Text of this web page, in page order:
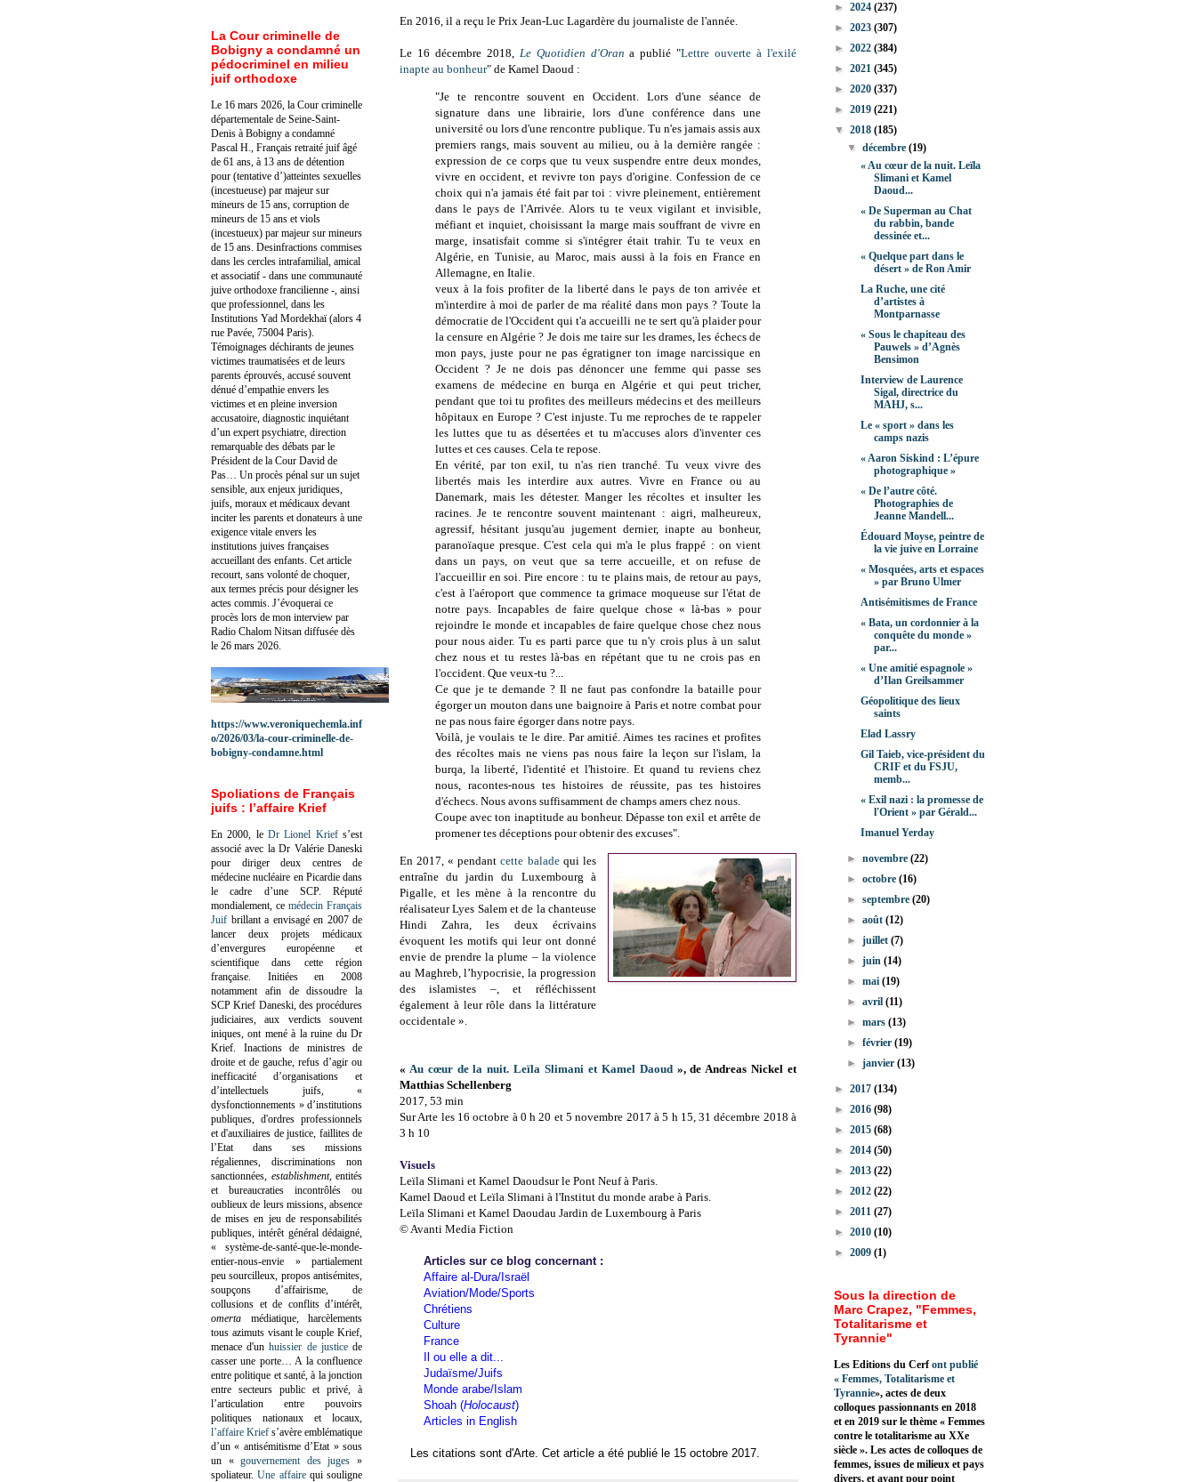
En 2016, il a reçu le Prix Jean-Luc Lagardère du journaliste de l'année.
Le 16 décembre 2018, Le Quotidien d'Oran a publié "Lettre ouverte à l'exilé
inapte au bonheur" de Kamel Daoud :
"Je te rencontre souvent en Occident. Lors d'une séance de
signature dans une librairie, lors d'une conférence dans une
université ou lors d'une rencontre publique. Tu n'es jamais assis aux
premiers rangs, mais souvent au milieu, ou à la dernière rangée :
expression de ce corps que tu veux suspendre entre deux mondes,
vivre en occident, et revivre ton pays d'origine. Confession de ce
choix qui n'a jamais été fait par toi : vivre pleinement, entièrement
dans le pays de l'Arrivée. Alors tu te veux vigilant et invisible,
méfiant et inquiet, choisissant la marge mais souffrant de vivre en
marge, insatisfait comme si s'intégrer était trahir. Tu te veux en
Algérie, en Tunisie, au Maroc, mais aussi à la fois en France en
Allemagne, en Italie.
veux à la fois profiter de la liberté dans le pays de ton arrivée et
m'interdire à moi de parler de ma réalité dans mon pays ? Toute la
démocratie de l'Occident qui t'a accueilli ne te sert qu'à plaider pour
la censure en Algérie ? Je dois me taire sur les drames, les échecs de
mon pays, juste pour ne pas égratigner ton image narcissique en
Occident ? Je ne dois pas dénoncer une femme qui passe ses
examens de médecine en burqa en Algérie et qui peut tricher,
pendant que toi tu profites des meilleurs médecins et des meilleurs
hôpitaux en Europe ? C'est injuste. Tu me reproches de te rappeler
les luttes que tu as désertées et tu m'accuses alors d'inventer ces
luttes et ces causes. Cela te repose.
En vérité, par ton exil, tu n'as rien tranché. Tu veux vivre des
libertés mais les interdire aux autres. Vivre en France ou au
Danemark, mais les détester. Manger les récoltes et insulter les
racines. Je te rencontre souvent maintenant : aigri, malheureux,
agressif, hésitant jusqu'au jugement dernier, inapte au bonheur,
paranoïaque presque. C'est cela qui m'a le plus frappé : on vient
dans un pays, on veut que sa terre accueille, et on refuse de
l'accueillir en soi. Pire encore : tu te plains mais, de retour au pays,
c'est à l'aéroport que commence ta grimace moqueuse sur l'état de
notre pays. Incapables de faire quelque chose « là-bas » pour
rejoindre le monde et incapables de faire quelque chose chez nous
pour nous aider. Tu es parti parce que tu n'y crois plus à un salut
chez nous et tu restes là-bas en répétant que tu ne crois pas en
l'occident. Que veux-tu ?...
Ce que je te demande ? Il ne faut pas confondre la bataille pour
égorger un mouton dans une baignoire à Paris et notre combat pour
ne pas nous faire égorger dans notre pays.
Voilà, je voulais te le dire. Par amitié. Aimes tes racines et profites
des récoltes mais ne viens pas nous faire la leçon sur l'islam, la
burqa, la liberté, l'identité et l'histoire. Et quand tu reviens chez
nous, racontes-nous tes histoires de réussite, pas tes histoires
d'échecs. Nous avons suffisamment de champs amers chez nous.
Coupe avec ton inaptitude au bonheur. Dépasse ton exil et arrête de
promener tes déceptions pour obtenir des excuses".
En 2017, « pendantcette baladequi les
entraîne du jardin du Luxembourg à
Pigalle, et les mène à la rencontre du
réalisateur Lyes Salem et de la chanteuse
Hindi Zahra, les deux écrivains
évoquent les motifs qui leur ont donné
envie de prendre la plume – la violence
au Maghreb, l’hypocrisie, la progression
des islamistes –, et réfléchissent
également à leur rôle dans la littérature
occidentale ».
« Au cœur de la nuit. Leïla Slimani et Kamel Daoud», de Andreas Nickel et
Matthias Schellenberg
2017, 53 min
Sur Arte les 16 octobre à 0 h 20 et 5 novembre 2017 à 5 h 15, 31 décembre 2018 à
3 h 10
Visuels
Leïla Slimani et Kamel Daoudsur le Pont Neuf à Paris.
Kamel Daoud et Leïla Slimani à l'Institut du monde arabe à Paris.
Leïla Slimani et Kamel Daoudau Jardin de Luxembourg à Paris
© Avanti Media Fiction
Articles sur ce blog concernant :
Affaire al-Dura/Israël
Aviation/Mode/Sports
Chrétiens
Culture
France
Il ou elle a dit...
Judaïsme/Juifs
Monde arabe/Islam
Shoah (Holocaust)
Articles in English
Les citations sont d'Arte. Cet article a été publié le 15 octobre 2017.
La Cour criminelle de
Bobigny a condamné un
pédocriminel en milieu
juif orthodoxe
Le 16 mars 2026, la Cour criminelle
départementale de Seine-Saint-
Denis à Bobigny a condamné
Pascal H., Français retraité juif âgé
de 61 ans, à 13 ans de détention
pour (tentative d’)atteintes sexuelles
(incestueuse) par majeur sur
mineurs de 15 ans, corruption de
mineurs de 15 ans et viols
(incestueux) par majeur sur mineurs
de 15 ans. Desinfractions commises
dans les cercles intrafamilial, amical
et associatif - dans une communauté
juive orthodoxe francilienne -, ainsi
que professionnel, dans les
Institutions Yad Mordekhaï (alors 4
rue Pavée, 75004 Paris).
Témoignages déchirants de jeunes
victimes traumatisées et de leurs
parents éprouvés, accusé souvent
dénué d’empathie envers les
victimes et en pleine inversion
accusatoire, diagnostic inquiétant
d’un expert psychiatre, direction
remarquable des débats par le
Président de la Cour David de
Pas… Un procès pénal sur un sujet
sensible, aux enjeux juridiques,
juifs, moraux et médicaux devant
inciter les parents et donateurs à une
exigence vitale envers les
institutions juives françaises
accueillant des enfants. Cet article
recourt, sans volonté de choquer,
aux termes précis pour désigner les
actes commis. J’évoquerai ce
procès lors de mon interview par
Radio Chalom Nitsan diffusée dès
le 26 mars 2026.
https://www.veroniquechemla.inf
o/2026/03/la-cour-criminelle-de-
bobigny-condamne.html
Spoliations de Français
juifs : l’affaire Krief
En 2000, le Dr Lionel Kriefs’est
associé avec la Dr Valérie Daneski
pour diriger deux centres de
médecine nucléaire en Picardie dans
le cadre d’une SCP. Réputé
mondialement, ce médecin Français
Juif brillant a envisagé en 2007 de
lancer deux projets médicaux
d’envergures européenne et
scientifique dans cette région
française. Initiées en 2008
notamment afin de dissoudre la
SCP Krief Daneski, des procédures
judiciaires, aux verdicts souvent
iniques, ont mené à la ruine du Dr
Krief. Inactions de ministres de
droite et de gauche, refus d’agir ou
inefficacité d’organisations et
d’intellectuels juifs, «
dysfonctionnements » d’institutions
publiques, d'ordres professionnels
et d'auxiliaires de justice, faillites de
l’Etat dans ses missions
régaliennes, discriminations non
sanctionnées, establishment, entités
et bureaucraties incontrôlés ou
oublieux de leurs missions, absence
de mises en jeu de responsabilités
publiques, intérêt général dédaigné,
« système-de-santé-que-le-monde-
entier-nous-envie » partialement
peu sourcilleux, propos antisémites,
soupçons d’affairisme, de
collusions et de conflits d’intérêt,
omerta médiatique, harcèlements
tous azimuts visant le couple Krief,
menace d'unhuissier de justicede
casser une porte… A la confluence
entre politique et santé, à la jonction
entre secteurs public et privé, à
l’articulation entre pouvoirs
politiques nationaux et locaux,
l’affaire Krief s’avère emblématique
d’un « antisémitisme d’Etat » sous
un «gouvernement des juges »
spoliateur.Une affairequi souligne
► 2024 (237)
► 2023 (307)
► 2022 (384)
► 2021 (345)
► 2020 (337)
► 2019 (221)
▼ 2018 (185)
▼décembre(19)
« Au cœur de la nuit. Leïla
Slimani et Kamel
Daoud...
« De Superman au Chat
du rabbin, bande
dessinée et...
« Quelque part dans le
désert » de Ron Amir
La Ruche, une cité
d’artistes à
Montparnasse
« Sous le chapiteau des
Pauwels » d’Agnès
Bensimon
Interview de Laurence
Sigal, directrice du
MAHJ, s...
Le « sport » dans les
camps nazis
« Aaron Siskind : L’épure
photographique »
« De l’autre côté.
Photographies de
Jeanne Mandell...
Édouard Moyse, peintre de
la vie juive en Lorraine
« Mosquées, arts et espaces
» par Bruno Ulmer
Antisémitismes de France
« Bata, un cordonnier à la
conquête du monde »
par...
« Une amitié espagnole »
d’Ilan Greilsammer
Géopolitique des lieux
saints
Elad Lassry
Gil Taieb, vice-président du
CRIF et du FSJU,
memb...
« Exil nazi : la promesse de
l'Orient » par Gérald...
Imanuel Yerday
►novembre(22)
►octobre(16)
►septembre(20)
►août(12)
►juillet(7)
►juin(14)
►mai(19)
►avril(11)
►mars(13)
►février(19)
►janvier(13)
► 2017 (134)
► 2016 (98)
► 2015 (68)
► 2014 (50)
► 2013 (22)
► 2012 (22)
► 2011 (27)
► 2010 (10)
► 2009 (1)
Sous la direction de
Marc Crapez, "Femmes,
Totalitarisme et
Tyrannie"
Les Editions du Cerfont publié
« Femmes, Totalitarisme et
Tyrannie», actes de deux
colloques passionnants en 2018
et en 2019 sur le thème « Femmes
contre le totalitarisme au XXe
siècle ». Les actes de colloques de
femmes, issues de milieux et pays
divers, et ayant pour point